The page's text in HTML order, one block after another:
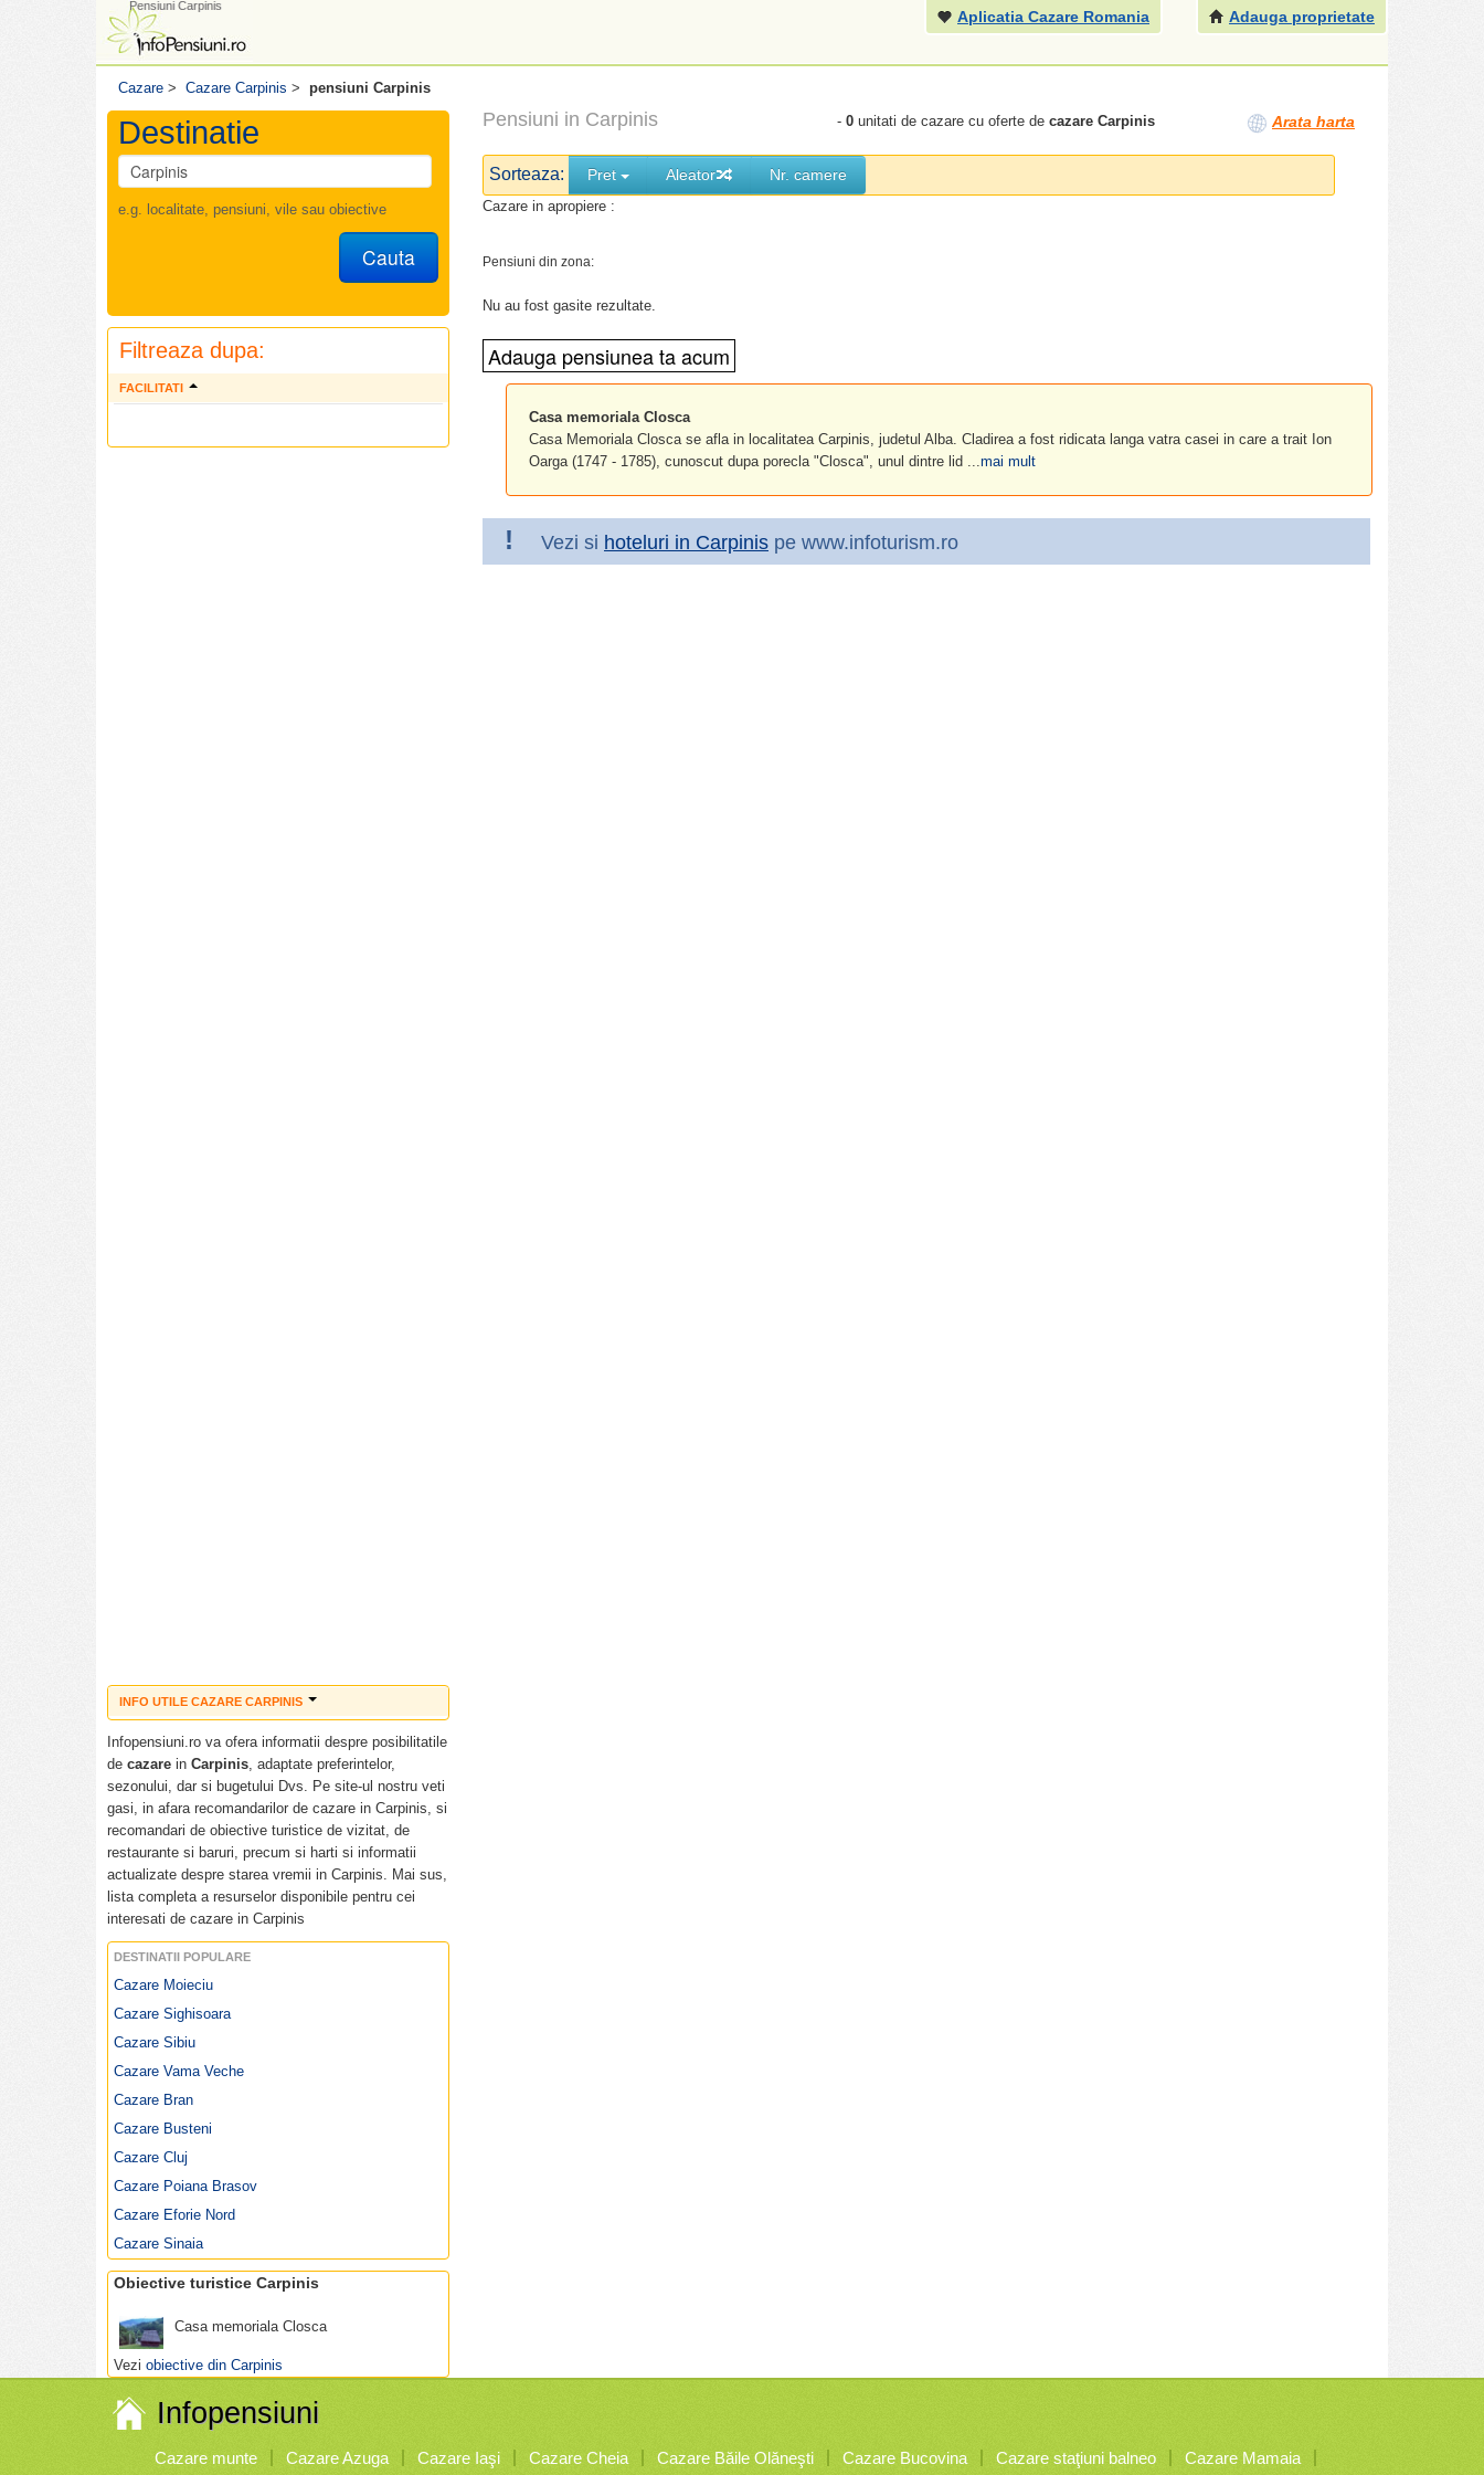
Pensiuni Carpinis
Adauga proprietate
Aplicatia Cazare Romania
Cazare > Cazare Carpinis > pensiuni Carpinis
Destinatie
e.g. localitate, pensiuni, vile sau obiective
Cauta
Filtreaza dupa:
FACILITATI
INFO UTILE CAZARE CARPINIS
Cazare ieftina Carpinis
Pensiuni ieftine Carpinis
Pensiuni cu piscina Carpinis
Tarife cazare Carpinis
Cazare pensiuni Carpinis
Cazare vile Carpinis
Cazare hoteluri Carpinis
Revelion Carpinis
Craciun Carpinis
Paste Carpinis
Informatii
Poze Carpinis
Obiective turistice Carpinis
Sarbatori traditionale Carpinis
Specialitati culinare Carpinis
Restaurante si cluburi Carpinis
Vremea Carpinis
Infopensiuni.ro va ofera informatii despre posibilitatile
de cazare in Carpinis, adaptate preferintelor,
sezonului, dar si bugetului Dvs. Pe site-ul nostru veti
gasi, in afara recomandarilor de cazare in Carpinis, si
recomandari de obiective turistice de vizitat, de
restaurante si baruri, precum si harti si informatii
actualizate despre starea vremii in Carpinis. Mai sus,
lista completa a resurselor disponibile pentru cei
interesati de cazare in Carpinis
DESTINATII POPULARE
Cazare Moieciu
Cazare Sighisoara
Cazare Sibiu
Cazare Vama Veche
Cazare Bran
Cazare Busteni
Cazare Cluj
Cazare Poiana Brasov
Cazare Eforie Nord
Cazare Sinaia
Obiective turistice Carpinis
Casa memoriala Closca
Vezi obiective din Carpinis
Pensiuni in Carpinis -0 unitati de cazare cu oferte decazare Carpinis Arata harta
Sorteaza: Pret Aleator Nr. camere
Cazare in apropiere :
Pensiuni din zona:
Nu au fost gasite rezultate.
Casa memoriala Closca
Casa Memoriala Closca se afla in localitatea Carpinis, judetul Alba. Cladirea a fost ridicata langa vatra casei in care a trait Ion
Oarga (1747 - 1785), cunoscut dupa porecla "Closca", unul dintre lid ...mai mult
! Vezi si hoteluri in Carpinis pe www.infoturism.ro
Infopensiuni
Cazare munte Cazare Azuga Cazare Iaşi Cazare Cheia Cazare Băile Olăneşti Cazare Bucovina Cazare staţiuni balneo Cazare Mamaia